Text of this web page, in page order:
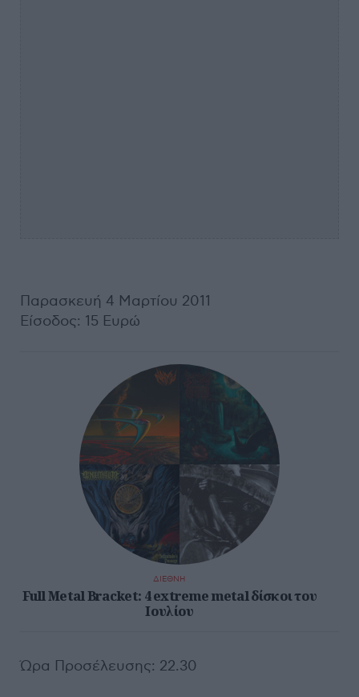
Παρασκευή 4 Μαρτίου 2011
Είσοδος: 15 Ευρώ
ΔΙΕΘΝΗ
Full Metal Bracket: 4 extreme metal δίσκοι του
Ιουλίου
Ώρα Προσέλευσης: 22.30